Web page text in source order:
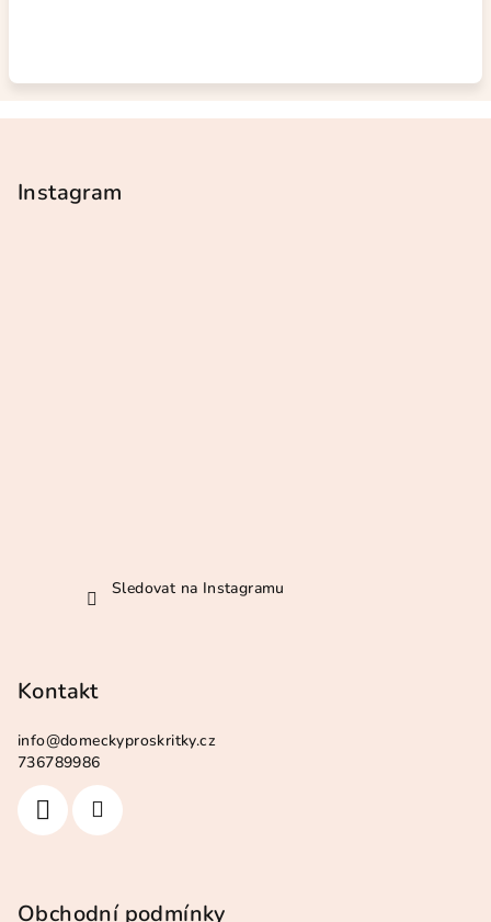
Instagram
Sledovat na Instagramu
Kontakt
info@domeckyproskritky.cz
736789986
Obchodní podmínky